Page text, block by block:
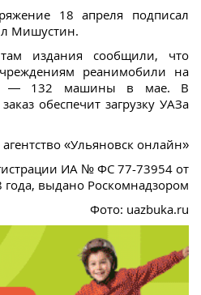
18 апреля подписал
Мишустин.
издания сообщили, что
реанимобили на
— 132 машины в мае. В
обеспечит загрузку УАЗа
«Ульяновск онлайн»
ИА № ФС 77-73954 от
года, выдано Роскомнадзором
Фото: uazbuka.ru